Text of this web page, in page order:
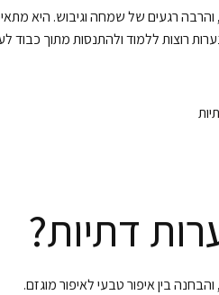
רגעים של שמחה וגיבוש. היא
רוצות ללמוד ולהתנסות מתוך כבוד
דתיות?
בין איפור טבעי לאיפור מוגזם.